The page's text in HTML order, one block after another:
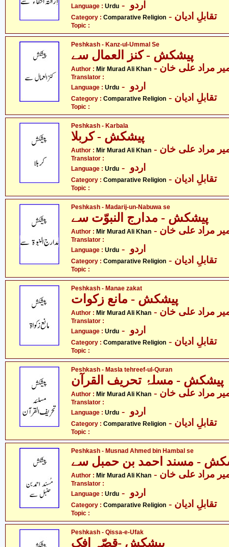
Language : Urdu
Category : Comparative Religion - تقابلِ ادیان
Topic :
Peshkash - Kanz-ul-Ummal Se
پیشکش - کنز العمال سے
Author : Mir Murad Ali Khan میر مراد علی خان
Translator :
Language : Urdu
Category : Comparative Religion - تقابلِ ادیان
Topic :
Peshkash - Karbala
پیشکش - کربلا
Author : Mir Murad Ali Khan میر مراد علی خان
Translator :
Language : Urdu
Category : Comparative Religion - تقابلِ ادیان
Topic :
Peshkash - Madarij-un-Nabuwa se
پیشکش - مدارج النبوّت سے
Author : Mir Murad Ali Khan میر مراد علی خان
Translator :
Language : Urdu
Category : Comparative Religion - تقابلِ ادیان
Topic :
Peshkash - Manae zakat
پیشکش - مانع زکوات
Author : Mir Murad Ali Khan میر مراد علی خان
Translator :
Language : Urdu
Category : Comparative Religion - تقابلِ ادیان
Topic :
Peshkash - Masla tehreef-ul-Quran
پیشکش - مسلۂ تحریف القرآن
Author : Mir Murad Ali Khan میر مراد علی خان
Translator :
Language : Urdu
Category : Comparative Religion - تقابلِ ادیان
Topic :
Peshkash - Musnad Ahmed bin Hambal se
- مسند احمد بن حمبل سے
Author : Mir Murad Ali Khan میر مراد علی خان
Translator :
Language : Urdu
Category : Comparative Religion - تقابلِ ادیان
Topic :
Peshkash - Qissa-e-Ufak
پیشکش -قصّہ افک